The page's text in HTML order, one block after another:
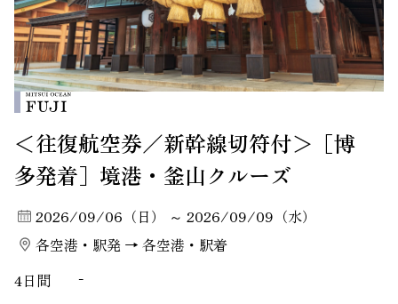
＜往復航空券／新幹線切符付＞［博
多発着］境港・釜山クルーズ
2026/09/06（日） ～ 2026/09/09（水）
各空港・駅発 → 各空港・駅着
4日間
-